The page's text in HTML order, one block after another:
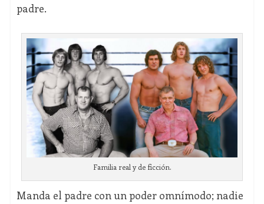
padre.
Familia real y de ficción.
Manda el padre con un poder omnímodo; nadie